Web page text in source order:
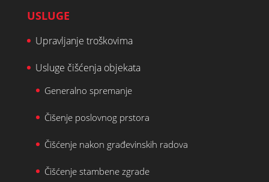
USLUGE
Upravljanje troškovima
Usluge čišćenja objekata
Generalno spremanje
Čišenje poslovnog prstora
Čišćenje nakon građevinskih radova
Čišćenje stambene zgrade